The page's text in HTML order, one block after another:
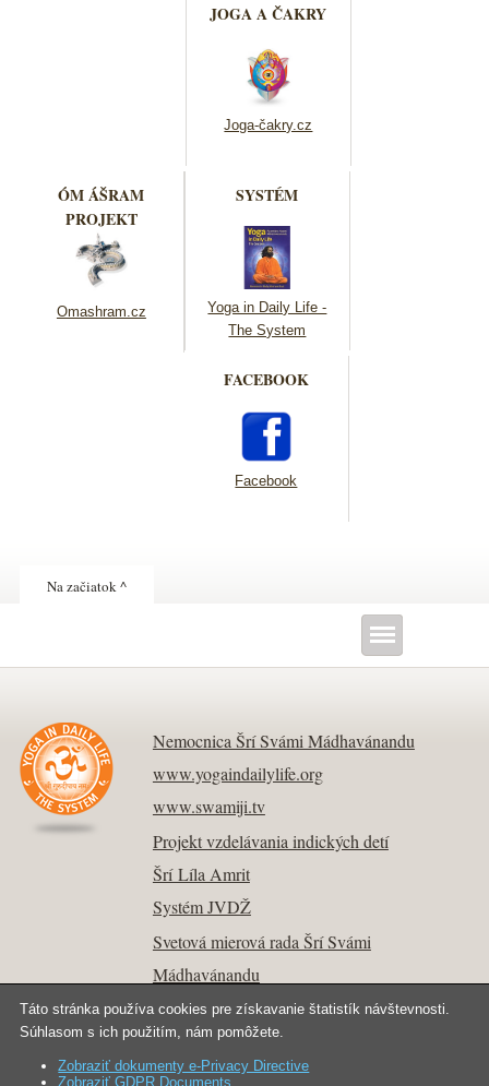
JOGA A ČAKRY
Joga-čakry.cz
ÓM ÁŠRAM
PROJEKT
Omashram.cz
SYSTÉM
Yoga in Daily Life -
The System
FACEBOOK
Facebook
Na začiatok ^
Nemocnica Šrí Svámi Mádhavánandu
www.yogaindailylife.org
www.swamiji.tv
Projekt vzdelávania indických detí
Šrí Líla Amrit
Systém JVDŽ
Svetová mierová rada Šrí Svámi
Mádhavánandu
Copyright © 2026 Joga v dennom živote.
Táto stránka používa cookies pre získavanie štatistík návštevnosti.
Súhlasom s ich použitím, nám pomôžete.
Zobraziť dokumenty e-Privacy Directive
Zobraziť GDPR Documents